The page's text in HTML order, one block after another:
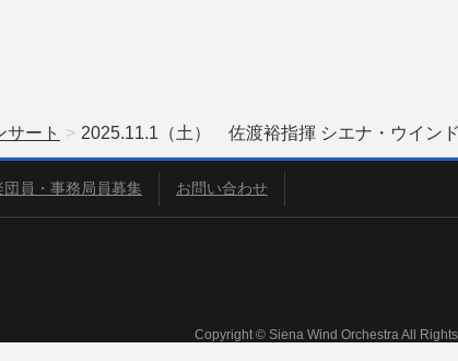
サート 2025.11.1（土） 佐渡裕指揮 シエナ・ウイン
団員・事務局員募集 お問い合わせ
Copyright © Siena Wind Orchestra All